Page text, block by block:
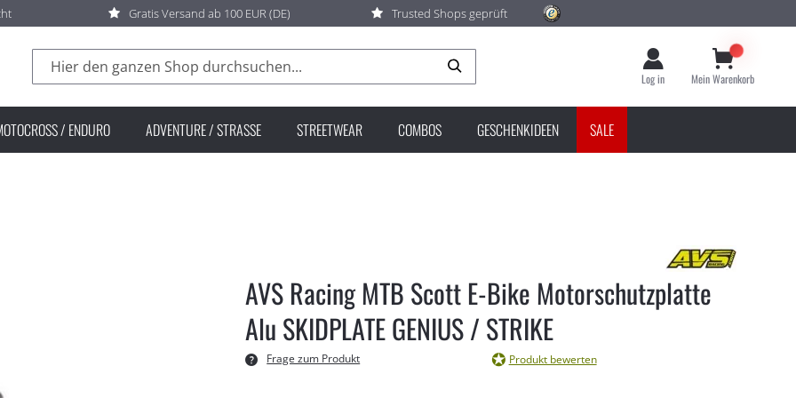
Gratis Versand ab 100 EUR (DE) Trusted Shops geprüft
Suche Log in Mein Warenkorb
/ ENDURO ADVENTURE / STRASSE STREETWEAR COMBOS GESCHENKIDEEN SALE
AVS Racing MTB Scott E-Bike Motorschutzplatte
Alu SKIDPLATE GENIUS / STRIKE
Frage zum Produkt Produkt bewerten